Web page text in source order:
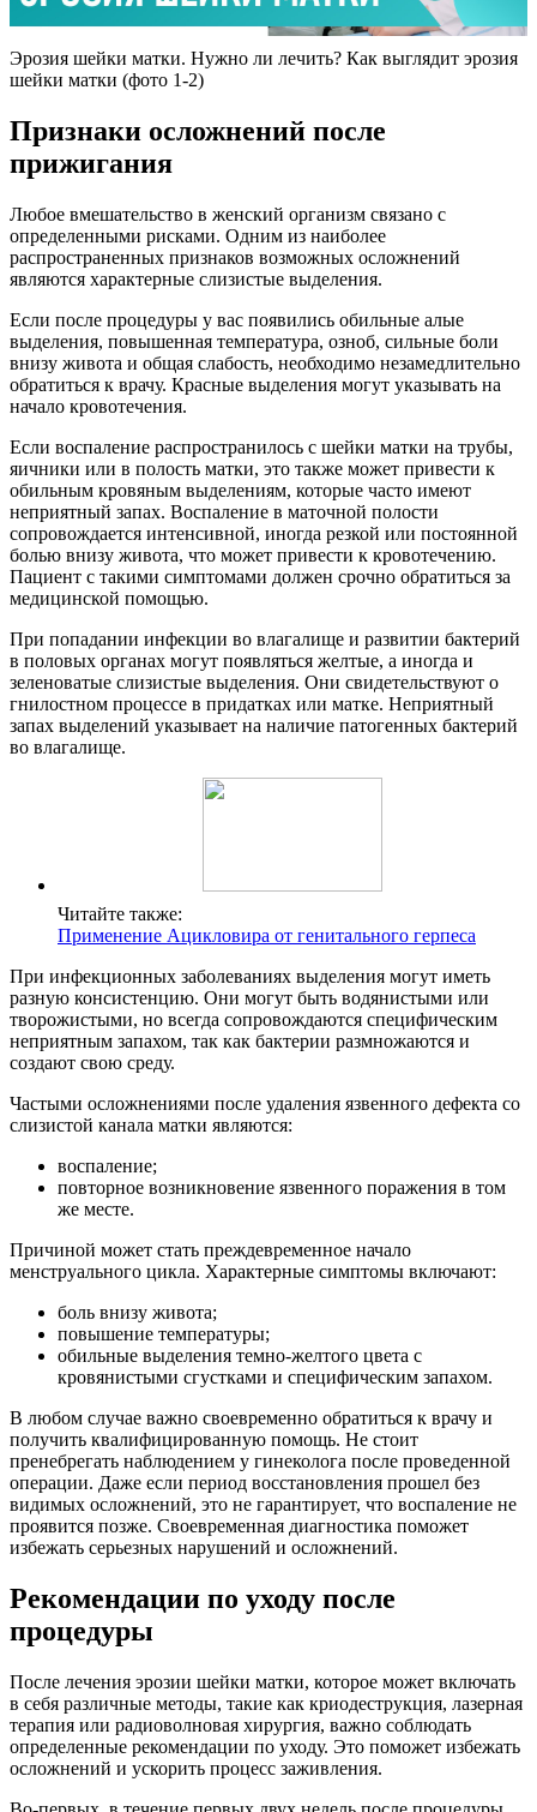
Эрозия шейки матки. Нужно ли лечить? Как выглядит эрозия
шейки матки (фото 1-2)
Признаки осложнений после
прижигания
Любое вмешательство в женский организм связано с
определенными рисками. Одним из наиболее
распространенных признаков возможных осложнений
являются характерные слизистые выделения.
Если после процедуры у вас появились обильные алые
выделения, повышенная температура, озноб, сильные боли
внизу живота и общая слабость, необходимо незамедлительно
обратиться к врачу. Красные выделения могут указывать на
начало кровотечения.
Если воспаление распространилось с шейки матки на трубы,
яичники или в полость матки, это также может привести к
обильным кровяным выделениям, которые часто имеют
неприятный запах. Воспаление в маточной полости
сопровождается интенсивной, иногда резкой или постоянной
болью внизу живота, что может привести к кровотечению.
Пациент с такими симптомами должен срочно обратиться за
медицинской помощью.
При попадании инфекции во влагалище и развитии бактерий
в половых органах могут появляться желтые, а иногда и
зеленоватые слизистые выделения. Они свидетельствуют о
гнилостном процессе в придатках или матке. Неприятный
запах выделений указывает на наличие патогенных бактерий
во влагалище.
Читайте также:
Применение Ацикловира от генитального герпеса
При инфекционных заболеваниях выделения могут иметь
разную консистенцию. Они могут быть водянистыми или
творожистыми, но всегда сопровождаются специфическим
неприятным запахом, так как бактерии размножаются и
создают свою среду.
Частыми осложнениями после удаления язвенного дефекта со
слизистой канала матки являются:
воспаление;
повторное возникновение язвенного поражения в том
же месте.
Причиной может стать преждевременное начало
менструального цикла. Характерные симптомы включают:
боль внизу живота;
повышение температуры;
обильные выделения темно-желтого цвета с
кровянистыми сгустками и специфическим запахом.
В любом случае важно своевременно обратиться к врачу и
получить квалифицированную помощь. Не стоит
пренебрегать наблюдением у гинеколога после проведенной
операции. Даже если период восстановления прошел без
видимых осложнений, это не гарантирует, что воспаление не
проявится позже. Своевременная диагностика поможет
избежать серьезных нарушений и осложнений.
Рекомендации по уходу после
процедуры
После лечения эрозии шейки матки, которое может включать
в себя различные методы, такие как криодеструкция, лазерная
терапия или радиоволновая хирургия, важно соблюдать
определенные рекомендации по уходу. Это поможет избежать
осложнений и ускорить процесс заживления.